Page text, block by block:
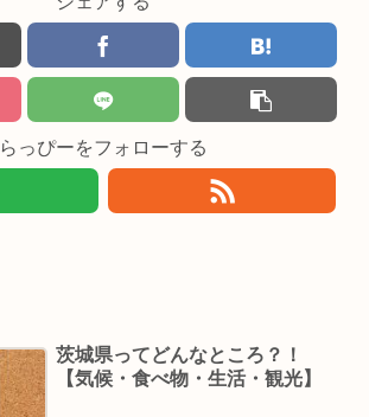
らっぴーをフォローする
茨城県ってどんなところ？！
【気候・食べ物・生活・観光】